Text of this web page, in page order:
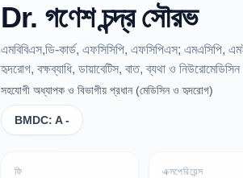
Dr. গণেশ চন্দ্র সৌরভ
এমবিবিএস,ডি-কার্ড, এফসিসিপি, এফসিপিএস; এমএসিপি,
হৃদরোগ, বক্ষব্যাধি, ডায়াবেটিস, বাত, ব্যথা ও
সহযোগী অধ্যাপক ও বিভাগীয় প্রধান (মেডিসিন ও হৃদরোগ)
BMDC: A -
ফি এক্সপেরিয়েন্স